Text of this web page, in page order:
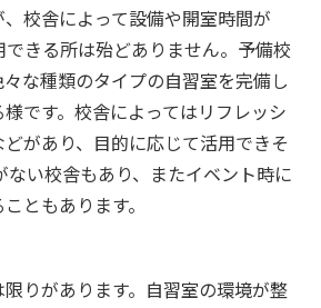
校舎によって設備や開室時間が
きる所は殆どありません。予備校
な種類のタイプの自習室を完備し
です。校舎によってはリフレッシ
どがあり、目的に応じて活用できそ
ない校舎もあり、またイベント時に
ともあります。
りがあります。自習室の環境が整